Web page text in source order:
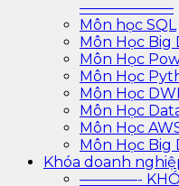
——————–
Môn học SQL
Môn Học Big
Môn Học
Môn Học
Môn Học
Môn Học
Môn Học
Môn Học Big
Khóa doanh
————- KHÓA